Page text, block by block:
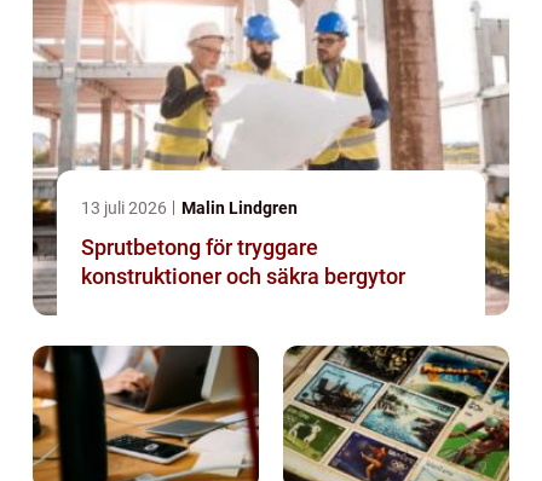
13 juli 2026 Malin Lindgren
Sprutbetong för tryggare
konstruktioner och säkra bergytor